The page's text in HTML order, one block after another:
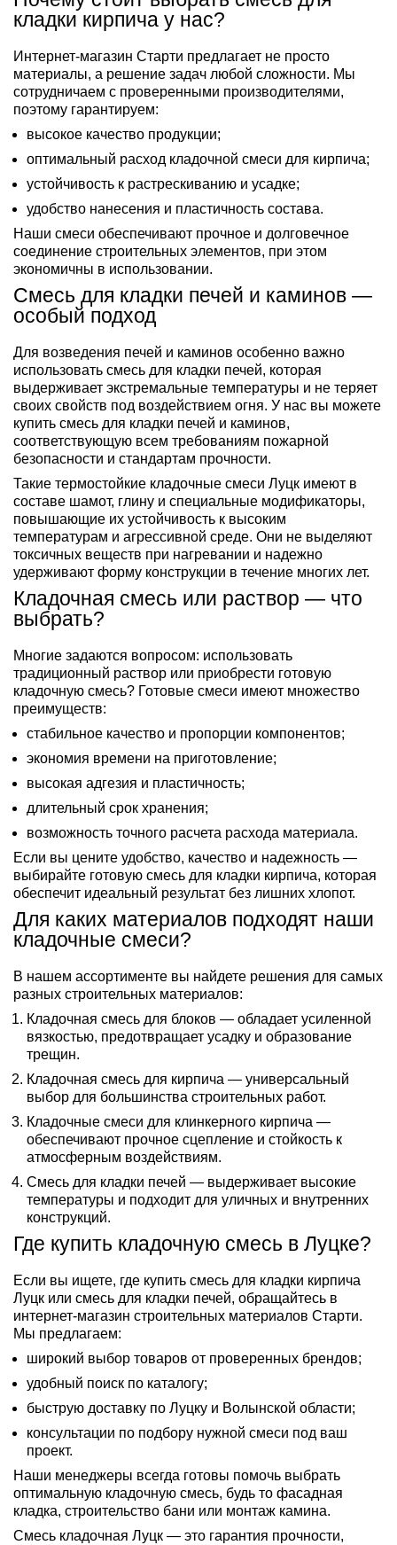
кладки кирпича у нас?
Интернет-магазин Старти предлагает не просто
материалы, а решение задач любой сложности. Мы
сотрудничаем с проверенными производителями,
поэтому гарантируем:
высокое качество продукции;
оптимальный расход кладочной смеси для кирпича;
устойчивость к растрескиванию и усадке;
удобство нанесения и пластичность состава.
Наши смеси обеспечивают прочное и долговечное
соединение строительных элементов, при этом
экономичны в использовании.
Смесь для кладки печей и каминов —
особый подход
Для возведения печей и каминов особенно важно
использовать смесь для кладки печей, которая
выдерживает экстремальные температуры и не теряет
своих свойств под воздействием огня. У нас вы можете
купить смесь для кладки печей и каминов,
соответствующую всем требованиям пожарной
безопасности и стандартам прочности.
Такие термостойкие кладочные смеси Луцк имеют в
составе шамот, глину и специальные модификаторы,
повышающие их устойчивость к высоким
температурам и агрессивной среде. Они не выделяют
токсичных веществ при нагревании и надежно
удерживают форму конструкции в течение многих лет.
Кладочная смесь или раствор — что
выбрать?
Многие задаются вопросом: использовать
традиционный раствор или приобрести готовую
кладочную смесь? Готовые смеси имеют множество
преимуществ:
стабильное качество и пропорции компонентов;
экономия времени на приготовление;
высокая адгезия и пластичность;
длительный срок хранения;
возможность точного расчета расхода материала.
Если вы цените удобство, качество и надежность —
выбирайте готовую смесь для кладки кирпича, которая
обеспечит идеальный результат без лишних хлопот.
Для каких материалов подходят наши
кладочные смеси?
В нашем ассортименте вы найдете решения для самых
разных строительных материалов:
Кладочная смесь для блоков — обладает усиленной
вязкостью, предотвращает усадку и образование
трещин.
Кладочная смесь для кирпича — универсальный
выбор для большинства строительных работ.
Кладочные смеси для клинкерного кирпича —
обеспечивают прочное сцепление и стойкость к
атмосферным воздействиям.
Смесь для кладки печей — выдерживает высокие
температуры и подходит для уличных и внутренних
конструкций.
Где купить кладочную смесь в Луцке?
Если вы ищете, где купить смесь для кладки кирпича
Луцк или смесь для кладки печей, обращайтесь в
интернет-магазин строительных материалов Старти.
Мы предлагаем:
широкий выбор товаров от проверенных брендов;
удобный поиск по каталогу;
быструю доставку по Луцку и Волынской области;
консультации по подбору нужной смеси под ваш
проект.
Наши менеджеры всегда готовы помочь выбрать
оптимальную кладочную смесь, будь то фасадная
кладка, строительство бани или монтаж камина.
Смесь кладочная Луцк — это гарантия прочности,